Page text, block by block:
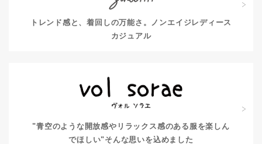
トレンド感と、着回しの万能さ。
ノンエイジレディース
カジュアル
"青空のような開放感やリラックス感のある服を楽しん
でほしい"そんな思いを込めました